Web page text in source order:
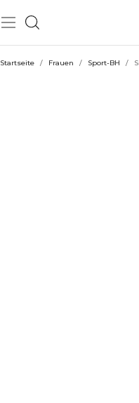
Startseite / Frauen / Sport-BH /